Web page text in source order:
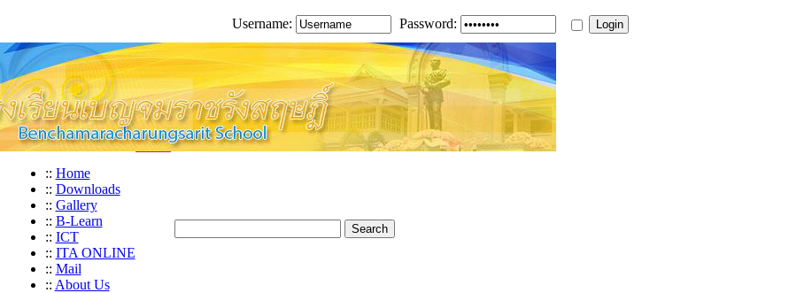
Username: Password:
:: Home
:: Downloads
:: Gallery
:: B-Learn
:: ICT
:: ITA ONLINE
:: Mail
:: About Us